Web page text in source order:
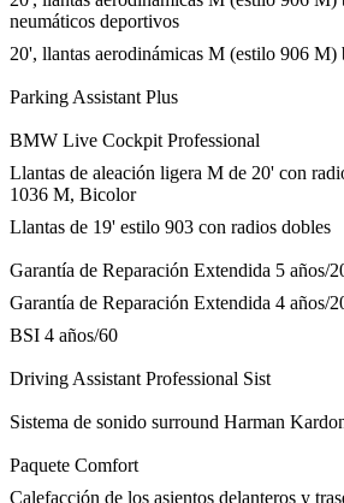
neumáticos deportivos
20', llantas aerodinámicas M (estilo 906 M)
Parking Assistant Plus
BMW Live Cockpit Professional
Llantas de aleación ligera M de 20' con
1036 M, Bicolor
Llantas de 19' estilo 903 con radios dobles
Garantía de Reparación Extendida 5 años/
Garantía de Reparación Extendida 4 años/
BSI 4 años/60
Driving Assistant Professional Sist
Sistema de sonido surround Harman
Paquete Comfort
Calefacción de los asientos delanteros y